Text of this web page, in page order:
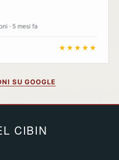
· 5 mesi fa
★★★★★
SU GOOGLE
CIBIN